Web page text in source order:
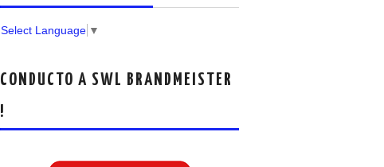
Select Language ▼
CONDUCTO A SWL BRANDMEISTER
!